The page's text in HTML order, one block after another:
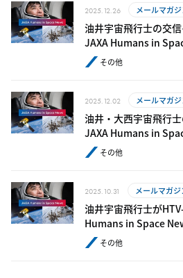
2025.12.26 メールマガジ
油井宇宙飛行士の交
JAXA Humans in
その他
2025.12.02 メールマガジ
油井・大西宇宙飛行
JAXA Humans in
その他
2025.10.31 メールマガジ
油井宇宙飛行士が
Humans in Space
その他